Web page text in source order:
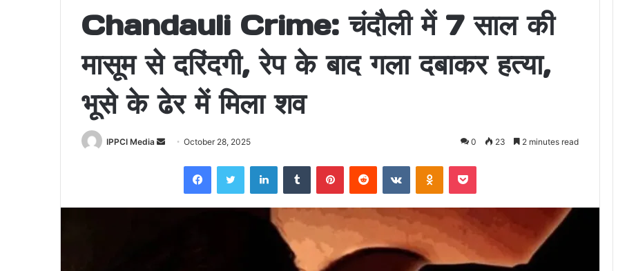
Chandauli Crime: चंदौली में 7 साल की
मासूम से दरिंदगी, रेप के बाद गला दबाकर हत्या,
भूसे के ढेर में मिला शव
IPPCI Media
SendOctober 28, 2025 0 23 2 minutes read
FacebookTwitter LinkedInTumblr PinterestReddit VKontakteOdnoklassniki
Pocket